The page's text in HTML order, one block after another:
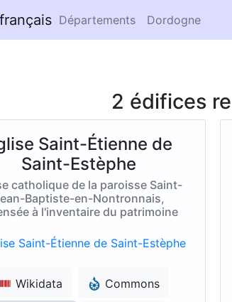
Départements Dordogne
2 édifices
Saint-Étienne de
Saint-Estèphe
catholique de la paroisse Saint-
Baptiste-en-Nontronnais,
à l'inventaire du patrimoine
Wikidata Commons